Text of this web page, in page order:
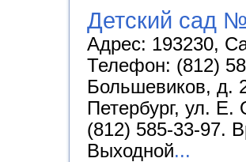
Детский сад
Адрес: 193230,
Телефон: (812)
Большевиков, д.
Петербург, ул.
(812) 585-33-97.
Выходной...